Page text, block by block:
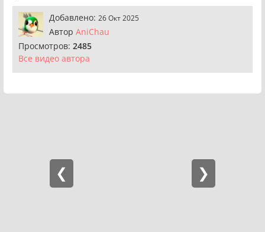
Добавлено: 26 Окт 2025
Автор AniChau
Просмотров: 2485
Все видео автора